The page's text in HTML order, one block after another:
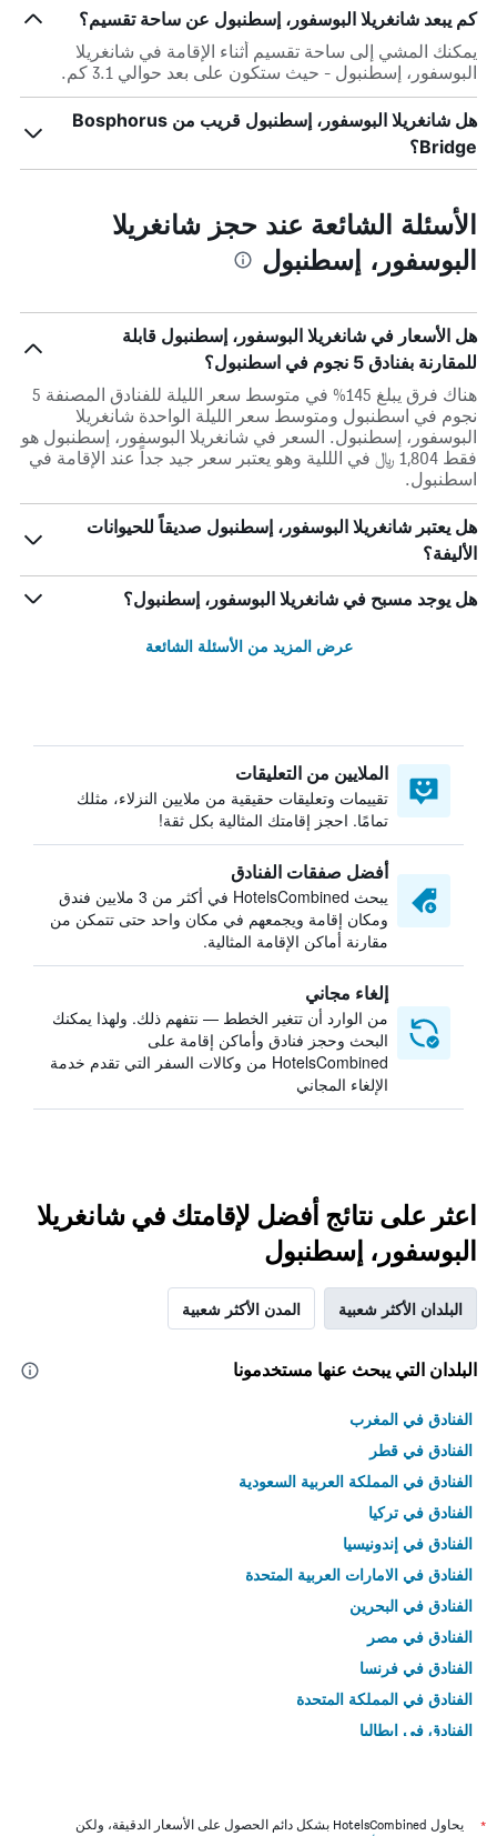
كم يبعد شانغريلا البوسفور، إسطنبول عن ساحة تقسيم؟
يمكنك المشي إلى ساحة تقسيم أثناء الإقامة في شانغريلا
البوسفور، إسطنبول - حيث ستكون على بعد حوالي 3.1 كم.
هل شانغريلا البوسفور، إسطنبول قريب من Bosphorus
Bridge؟
الأسئلة الشائعة عند حجز شانغريلا
البوسفور، إسطنبول
هل الأسعار في شانغريلا البوسفور، إسطنبول قابلة
للمقارنة بفنادق 5 نجوم في اسطنبول؟
هناك فرق يبلغ 145% في متوسط ​​سعر الليلة للفنادق المصنفة 5
نجوم في اسطنبول ومتوسط ​​سعر الليلة الواحدة شانغريلا
البوسفور، إسطنبول. السعر في شانغريلا البوسفور، إسطنبول هو
فقط 1,804 ﷼ في الللية وهو يعتبر سعر جيد جداً عند الإقامة في
اسطنبول.
هل يعتبر شانغريلا البوسفور، إسطنبول صديقاً للحيوانات
الأليفة؟
هل يوجد مسبح في شانغريلا البوسفور، إسطنبول؟
عرض المزيد من الأسئلة الشائعة
الملايين من التعليقات
تقييمات وتعليقات حقيقية من ملايين النزلاء، مثلك
تمامًا. احجز إقامتك المثالية بكل ثقة!
أفضل صفقات الفنادق
يبحث HotelsCombined في أكثر من 3 ملايين فندق
ومكان إقامة ويجمعهم في مكان واحد حتى تتمكن من
مقارنة أماكن الإقامة المثالية.
إلغاء مجاني
من الوارد أن تتغير الخطط — نتفهم ذلك. ولهذا يمكنك
البحث وحجز فنادق وأماكن إقامة على
HotelsCombined من وكالات السفر التي تقدم خدمة
الإلغاء المجاني
اعثر على نتائج أفضل لإقامتك في شانغريلا
البوسفور، إسطنبول
البلدان الأكثر شعبية المدن الأكثر شعبية
البلدان التي يبحث عنها مستخدمونا
الفنادق في المغرب
الفنادق في قطر
الفنادق في المملكة العربية السعودية
الفنادق في تركيا
الفنادق في إندونيسيا
الفنادق في الامارات العربية المتحدة
الفنادق في البحرين
الفنادق في مصر
الفنادق في فرنسا
الفنادق في المملكة المتحدة
الفنادق في إيطاليا
*
يحاول HotelsCombined بشكل دائم الحصول على الأسعار الدقيقة، ولكن